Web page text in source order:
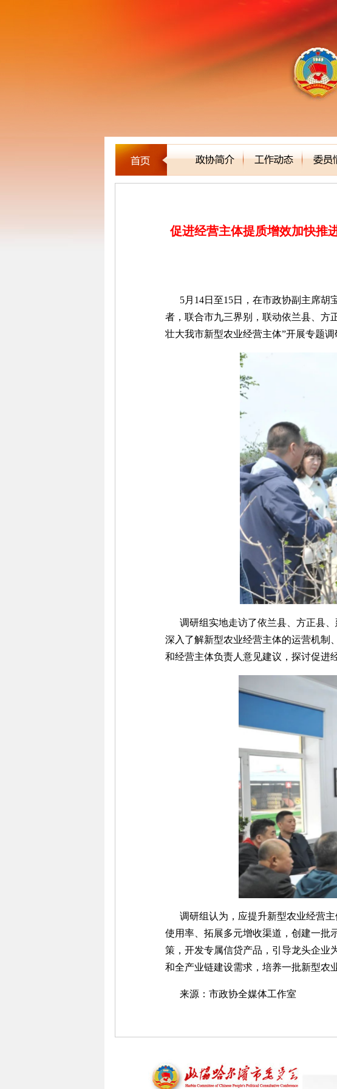
促进经营主体提质增效加快推
5月14日至15日，在市政协副主席胡
者，联合市九三界别，联动依兰县、方
壮大我市新型农业经营主体”开展专题
调研组实地走访了依兰县、方正县、
深入了解新型农业经营主体的运营机制
和经营主体负责人意见建议，探讨促进
调研组认为，应提升新型农业经营主
使用率、拓展多元增收渠道，创建一批
策，开发专属信贷产品，引导龙头企业
和全产业链建设需求，培养一批新型农
来源： 市政协全媒体工作室